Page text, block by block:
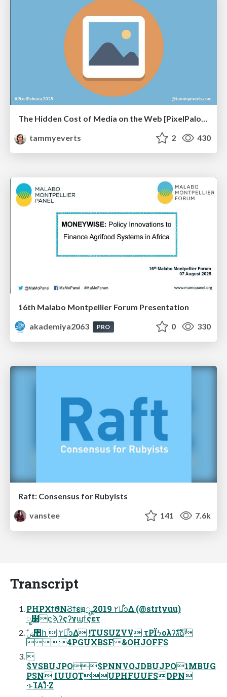
The Hidden Cost of Media on the Web [PixelPalooza 2025]
tammyeverts
2 430
16th Malabo Montpellier Forum Presentation
akademiya2063
PRO 0 330
Raft: Consensus for Rubyists
vanstee
141 7.6k
Transcript
PHPΧϯϑΝϨϯεԭೄ 2019 ٢ా͋ͻΔ (@strtyuu)
ೖ໳ϛϡʔςʔγϣϯςετ
4PGUXBSF&OHJOFFS

$VSBUJPO$PNNVOJDBUJPO1MBUG
PSN IUUQTUPHFUUFSDPN
·ͱΊΑ͏ɺ͋ͭ·Ζ͏